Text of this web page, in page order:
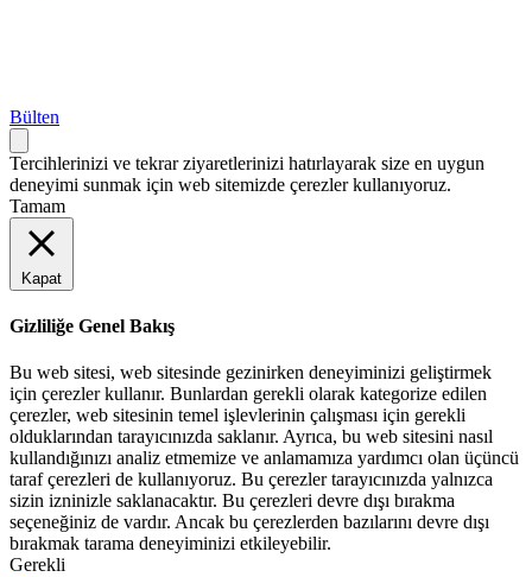
Bülten
Tercihlerinizi ve tekrar ziyaretlerinizi hatırlayarak size en uygun
deneyimi sunmak için web sitemizde çerezler kullanıyoruz.
Tamam
Kapat
Gizliliğe Genel Bakış
Bu web sitesi, web sitesinde gezinirken deneyiminizi geliştirmek
için çerezler kullanır. Bunlardan gerekli olarak kategorize edilen
çerezler, web sitesinin temel işlevlerinin çalışması için gerekli
olduklarından tarayıcınızda saklanır. Ayrıca, bu web sitesini nasıl
kullandığınızı analiz etmemize ve anlamamıza yardımcı olan üçüncü
taraf çerezleri de kullanıyoruz. Bu çerezler tarayıcınızda yalnızca
sizin izninizle saklanacaktır. Bu çerezleri devre dışı bırakma
seçeneğiniz de vardır. Ancak bu çerezlerden bazılarını devre dışı
bırakmak tarama deneyiminizi etkileyebilir.
Gerekli